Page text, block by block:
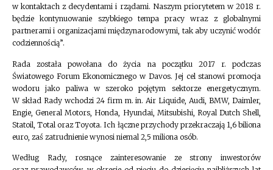
w kontaktach z decydentami i rządami. Naszym priorytetem w 2018 r.
będzie kontynuowanie szybkiego tempa pracy wraz z globalnymi
partnerami i organizacjami międzynarodowymi, tak aby uczynić wodór
codziennością”.
Rada została powołana do życia na początku 2017 r. podczas
Światowego Forum Ekonomicznego w Davos. Jej cel stanowi promocja
wodoru jako paliwa w szeroko pojętym sektorze energetycznym.
W skład Rady wchodzi 24 firm m. in. Air Liquide, Audi, BMW, Daimler,
Engie, General Motors, Honda, Hyundai, Mitsubishi, Royal Dutch Shell,
Statoil, Total oraz Toyota. Ich łączne przychody przekraczają 1,6 biliona
euro, zaś zatrudnienie wynosi niemal 2,5 miliona osób.
Według Rady, rosnące zainteresowanie ze strony inwestorów